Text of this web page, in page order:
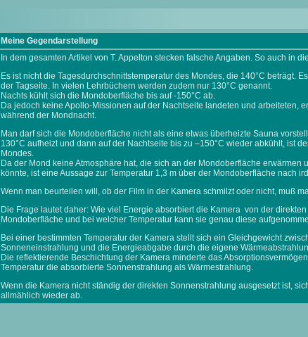
Meine Gegendarstellung
In dem gesamten Artikel von T. Appelton stecken falsche Angaben. So auch in
Es ist nicht die Tagesdurchschnittstemperatur des Mondes, die 140°C beträgt.
der Tagseite. In vielen Lehrbüchern werden zudem nur 130°C genannt.
Nachts kühlt sich die Mondoberfläche bis auf -150°C ab.
Da jedoch keine Apollo-Missionen auf der Nachtseite landeten und arbeiteten,
während der Mondnacht.
Man darf sich die Mondoberfläche nicht als eine etwas überheizte Sauna
130°C aufheizt und dann auf der Nachtseite bis zu –150°C wieder abkühlt, ist
Mondes.
Da der Mond keine Atmosphäre hat, die sich an der Mondoberfläche
könnte, ist eine Aussage zur Temperatur 1,3 m über der Mondoberfläche nach
Wenn man beurteilen will, ob der Film in der Kamera schmilzt oder nicht, muß
Die Frage lautet daher: Wie viel Energie absorbiert die Kamera von der
Mondoberfläche und bei welcher Temperatur kann sie genau diese
Bei einer bestimmten Temperatur der Kamera stellt sich ein Gleichgewicht
Sonneneinstrahlung und die Energieabgabe durch die eigene
Die reflektierende Beschichtung der Kamera minderte das
Temperatur die absorbierte Sonnenstrahlung als Wärmestrahlung.
Wenn die Kamera nicht ständig der direkten Sonnenstrahlung ausgesetzt ist,
allmählich wieder ab.